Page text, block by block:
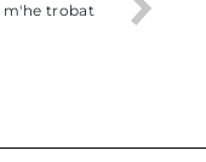
m'he trobat